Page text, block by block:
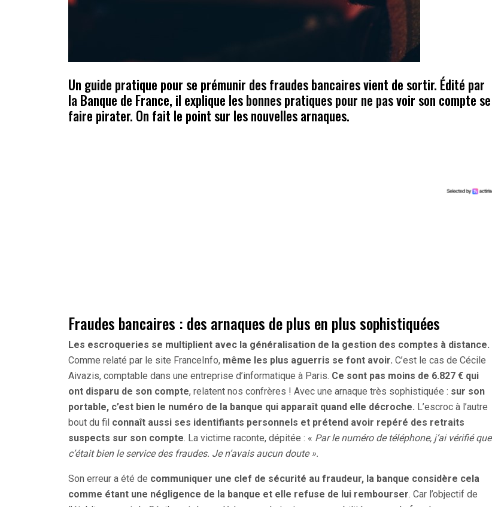
Un guide pratique pour se prémunir des fraudes bancaires vient de sortir. Édité par
la Banque de France, il explique les bonnes pratiques pour ne pas voir son compte se
faire pirater. On fait le point sur les nouvelles arnaques.
Fraudes bancaires : des arnaques de plus en plus sophistiquées
Les escroqueries se multiplient avec la généralisation de la gestion des comptes à distance.
Comme relaté par le site FranceInfo, même les plus aguerris se font avoir. C’est le cas de Cécile
Aivazis, comptable dans une entreprise d’informatique à Paris. Ce sont pas moins de 6.827 € qui
ont disparu de son compte, relatent nos confrères ! Avec une arnaque très sophistiquée : sur son
portable, c’est bien le numéro de la banque qui apparaît quand elle décroche. L’escroc à l’autre
bout du fil connaît aussi ses identifiants personnels et prétend avoir repéré des retraits
suspects sur son compte. La victime raconte, dépitée : « Par le numéro de téléphone, j’ai vérifié que
c’était bien le service des fraudes. Je n’avais aucun doute ».
Son erreur a été de communiquer une clef de sécurité au fraudeur, la banque considère cela
comme étant une négligence de la banque et elle refuse de lui rembourser. Car l’objectif de